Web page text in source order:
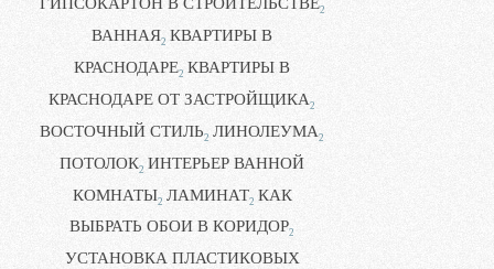
2
ВАННАЯ2 КВАРТИРЫ В
КРАСНОДАРЕ2 КВАРТИРЫ В
КРАСНОДАРЕ ОТ ЗАСТРОЙЩИКА2
ВОСТОЧНЫЙ СТИЛЬ2 ЛИНОЛЕУМА2
ПОТОЛОК2 ИНТЕРЬЕР ВАННОЙ
КОМНАТЫ2 ЛАМИНАТ2 КАК
ВЫБРАТЬ ОБОИ В КОРИДОР2
УСТАНОВКА ПЛАСТИКОВЫХ